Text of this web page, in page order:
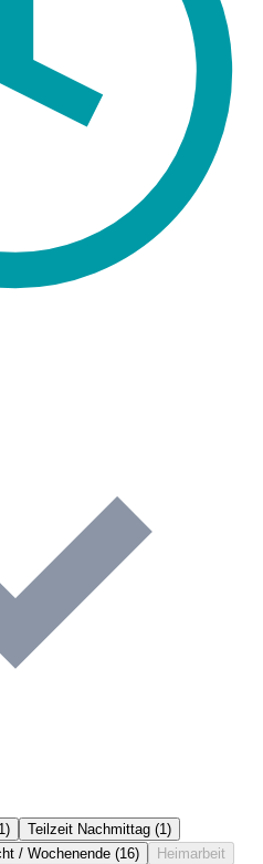
Teilzeit Nachmittag (1)
/ Wochenende (16) Heimarbeit